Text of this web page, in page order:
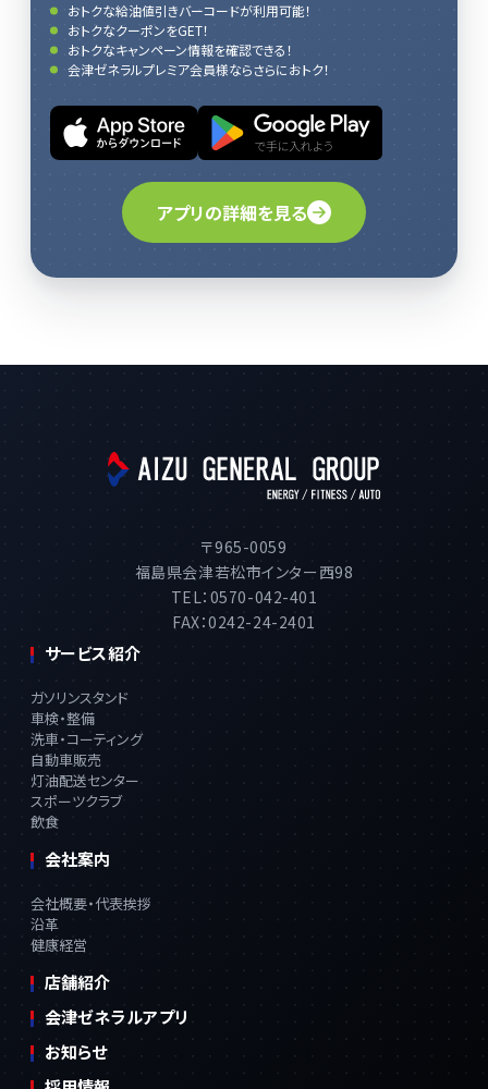
おトクな給油値引きバーコードが利用可能！
おトクなクーポンをGET！
おトクなキャンペーン情報を確認できる！
会津ゼネラルプレミア会員様ならさらにおトク！
アプリの詳細を見る
〒965-0059
福島県会津若松市インター西98
TEL：0570-042-401
FAX：0242-24-2401
サービス紹介
ガソリンスタンド
車検・整備
洗車・コーティング
自動車販売
灯油配送センター
スポーツクラブ
飲食
会社案内
会社概要・代表挨拶
沿革
健康経営
店舗紹介
会津ゼネラルアプリ
お知らせ